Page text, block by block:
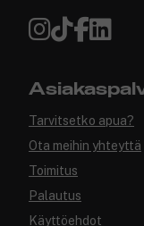
Tarvitsetko apua?
Ota meihin yhteyttä
Toimitus
Palautus
Käyttöehdot